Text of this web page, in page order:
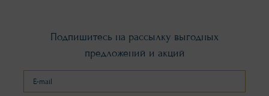
Подпишитесь на рассылку выгодных
предложений и акций